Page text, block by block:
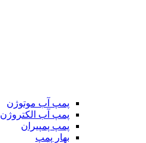
پمپ آب موتوژن
پمپ آب الکتروژن
پمپ پمپیران
بهار پمپ